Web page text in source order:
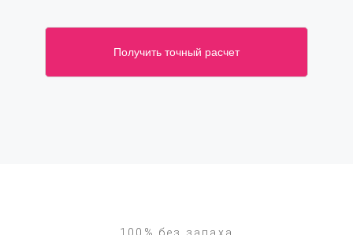
Получить точный расчет
100% без запаха